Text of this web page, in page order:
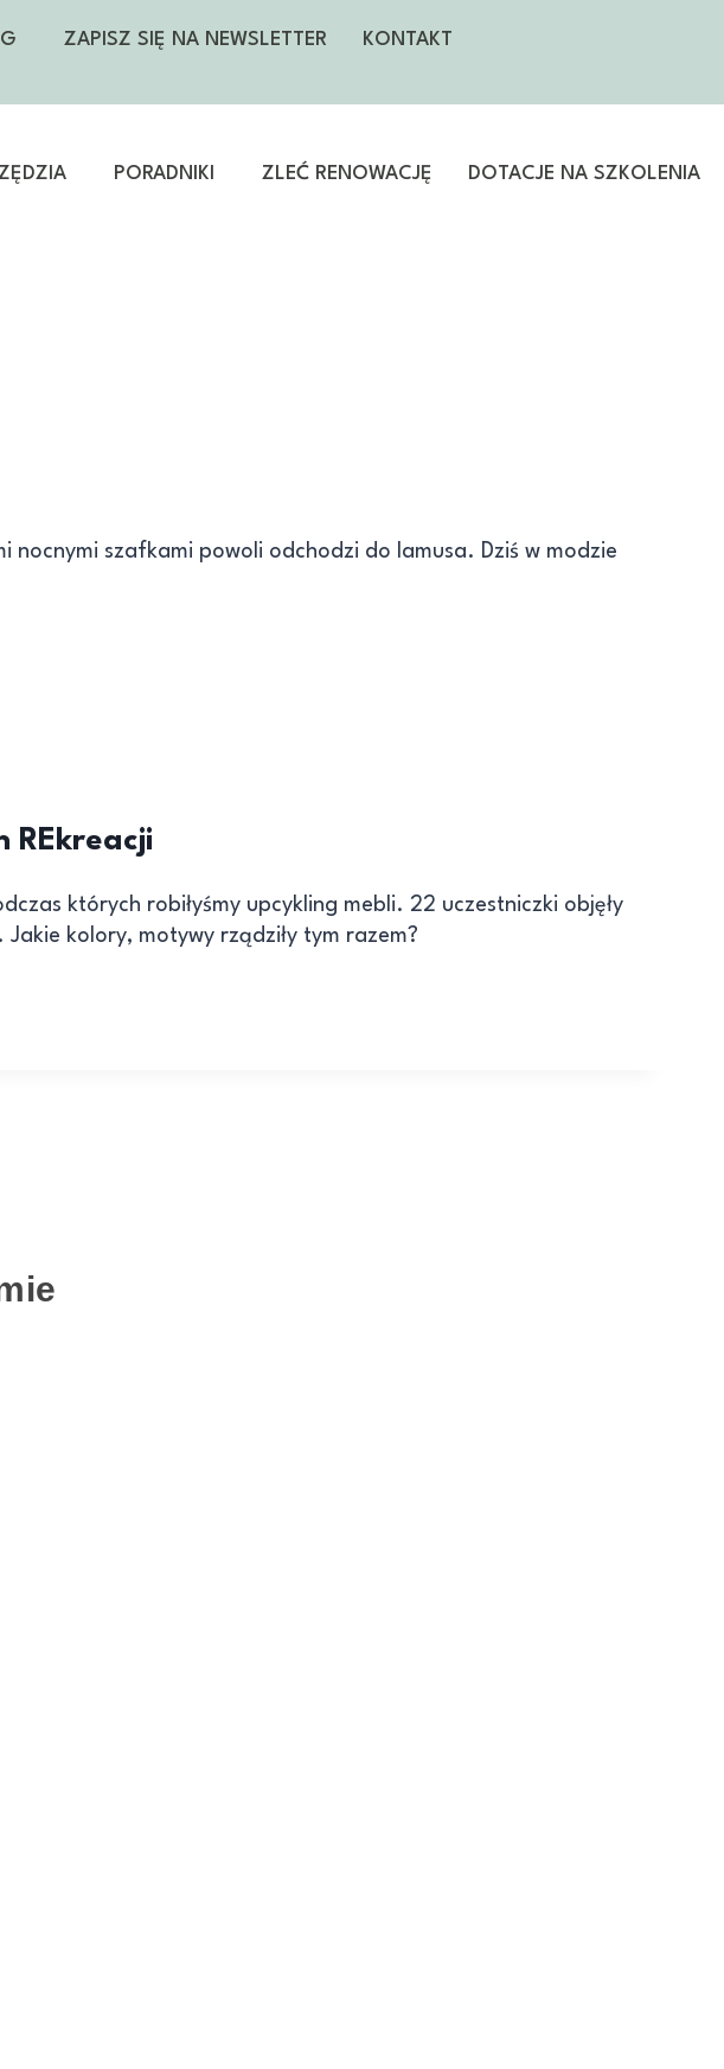
ZAPISZ SIĘ NA NEWSLETTER KONTAKT
PORADNIKI ZLEĆ RENOWACJĘ DOTACJE NA SZKOLENIA
nocnymi szafkami powoli odchodzi do lamusa. Dziś w modzie
REkreacji
których robiłyśmy upcykling mebli. 22 uczestniczki objęły
kolory, motywy rządziły tym razem?